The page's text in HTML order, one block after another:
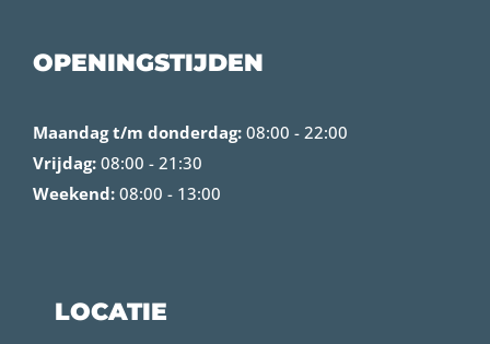
OPENINGSTIJDEN
Maandag t/m donderdag: 08:00 - 22:00
Vrijdag: 08:00 - 21:30
Weekend: 08:00 - 13:00
LOCATIE